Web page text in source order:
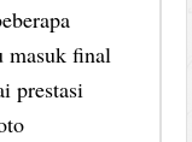
masuk final
prestasi